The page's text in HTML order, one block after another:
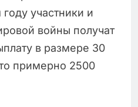
году участники и
войны получат
в размере 30
примерно 2500